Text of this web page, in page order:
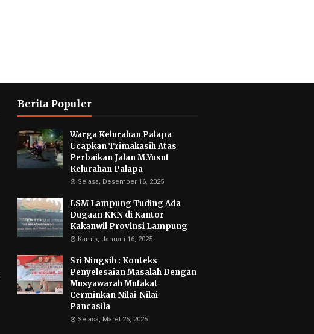
Berita Populer
Warga Kelurahan Palapa
Ucapkan Trimakasih Atas
Perbaikan Jalan M.Yusuf
Kelurahan Palapa
Selasa, Desember 16, 2025
LSM Lampung Tuding Ada
Dugaan KKN di Kantor
Kakanwil Provinsi Lampung
Kamis, Januari 16, 2025
Sri Ningsih : Konteks
Penyelesaian Masalah Dengan
Musyawarah Mufakat
Cerminkan Nilai-Nilai
Pancasila
Selasa, Maret 25, 2025